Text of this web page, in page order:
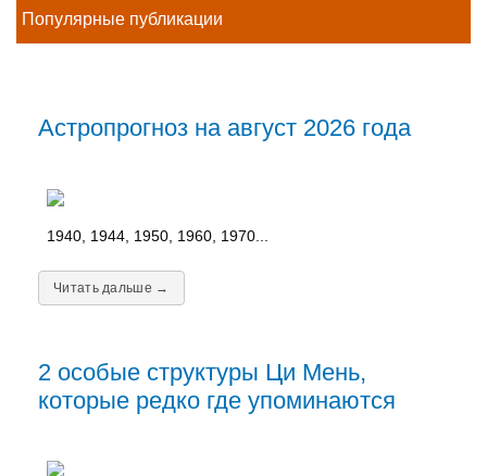
Популярные публикации
Астропрогноз на август 2026 года
1940, 1944, 1950, 1960, 1970...
Читать дальше →
2 особые структуры Ци Мень,
которые редко где упоминаются